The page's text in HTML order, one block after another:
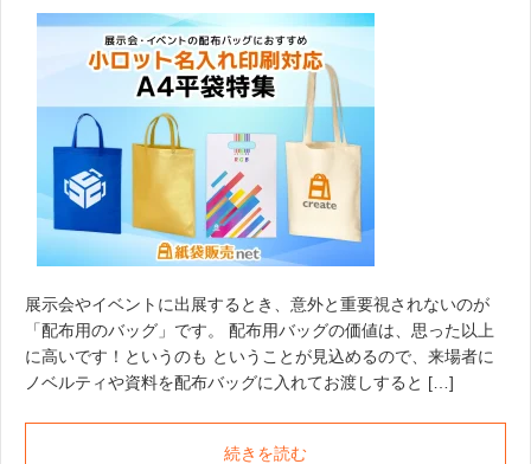
展示会やイベントに出展するとき、意外と重要視されないのが
「配布用のバッグ」です。 配布用バッグの価値は、思った以上
に高いです！というのも ということが見込めるので、来場者に
ノベルティや資料を配布バッグに入れてお渡しすると […]
続きを読む